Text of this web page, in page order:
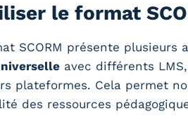
le format
SCORM présente plusieurs
avec différents
plateformes. Cela permet
des ressources